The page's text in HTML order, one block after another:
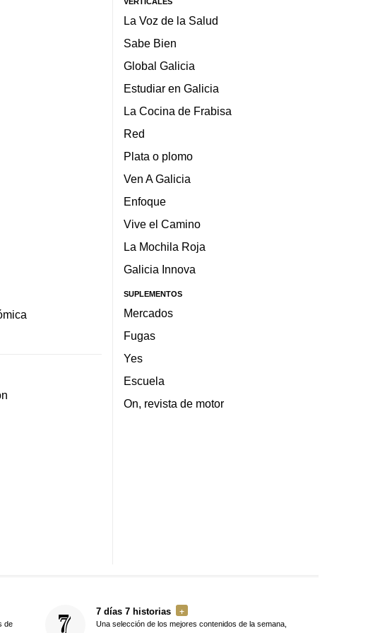
La Voz de la Salud
Sabe Bien
Global Galicia
Estudiar en Galicia
La Cocina de Frabisa
Red
Plata o plomo
Ven A Galicia
Enfoque
Vive el Camino
La Mochila Roja
Galicia Innova
SUPLEMENTOS
Mercados
Fugas
Yes
Escuela
On, revista de motor
de
7 días 7 historias
Una selección de los mejores contenidos de la semana,